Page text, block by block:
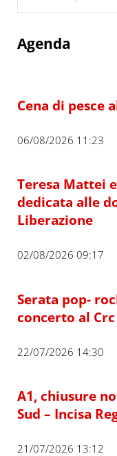
Agenda
Cena di pesce
06/08/2026 11:23
Teresa Mattei
dedicata alle
Liberazione
02/08/2026 09:17
Serata pop-
concerto al
22/07/2026 14:30
A1, chiusure
Sud – Incisa
21/07/2026 13:12